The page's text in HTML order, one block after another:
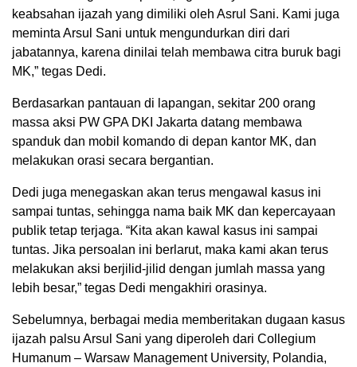
keabsahan ijazah yang dimiliki oleh Asrul Sani. Kami juga
meminta Arsul Sani untuk mengundurkan diri dari
jabatannya, karena dinilai telah membawa citra buruk bagi
MK,” tegas Dedi.
Berdasarkan pantauan di lapangan, sekitar 200 orang
massa aksi PW GPA DKI Jakarta datang membawa
spanduk dan mobil komando di depan kantor MK, dan
melakukan orasi secara bergantian.
Dedi juga menegaskan akan terus mengawal kasus ini
sampai tuntas, sehingga nama baik MK dan kepercayaan
publik tetap terjaga. “Kita akan kawal kasus ini sampai
tuntas. Jika persoalan ini berlarut, maka kami akan terus
melakukan aksi berjilid-jilid dengan jumlah massa yang
lebih besar,” tegas Dedi mengakhiri orasinya.
Sebelumnya, berbagai media memberitakan dugaan kasus
ijazah palsu Arsul Sani yang diperoleh dari Collegium
Humanum – Warsaw Management University, Polandia,